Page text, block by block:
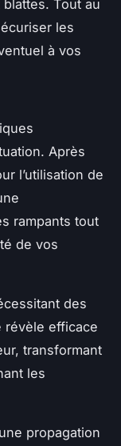
Tout au
les
à vos
Après
l’utilisation de
rampants tout
de vos
des
révèle efficace
transformant
les
propagation